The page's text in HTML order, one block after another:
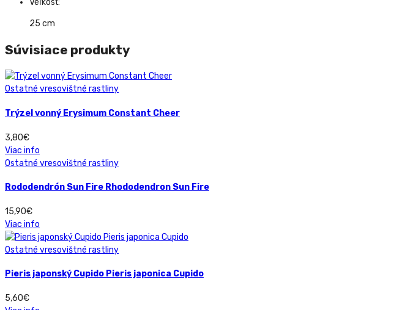
25 cm
Súvisiace produkty
Ostatné vresovištné rastliny
Trýzel vonný Erysimum Constant Cheer
3,80€
Viac info
Ostatné vresovištné rastliny
Rododendrón Sun Fire Rhododendron Sun Fire
15,90€
Viac info
Ostatné vresovištné rastliny
Pieris japonský Cupido Pieris japonica Cupido
5,60€